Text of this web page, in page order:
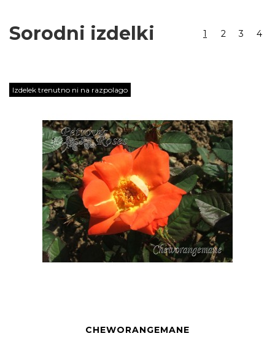
Sorodni izdelki 1 2 3 4
Izdelek trenutno ni na razpolago
CHEWORANGEMANE